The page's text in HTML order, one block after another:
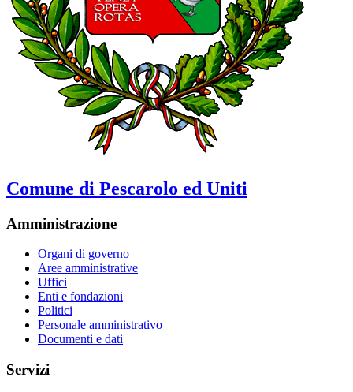
Comune di Pescarolo ed Uniti
Amministrazione
Organi di governo
Aree amministrative
Uffici
Enti e fondazioni
Politici
Personale amministrativo
Documenti e dati
Servizi